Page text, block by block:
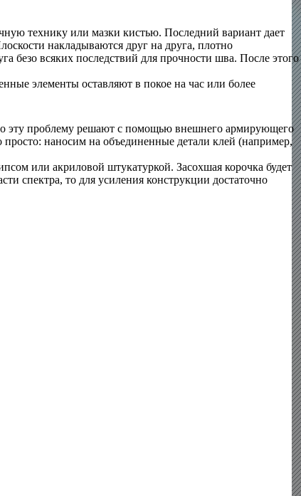
технику или мазки кистью. Последний вариант дает
накладываются друг на друга, плотно
безо всяких последствий для прочности шва. После этого
элементы оставляют в покое на час или более
эту проблему решают с помощью внешнего армирующего
наносим на объединенные детали клей (например,
или акриловой штукатуркой. Засохшая корочка будет
спектра, то для усиления конструкции достаточно